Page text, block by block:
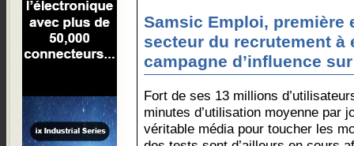
Samsic Emploi, première
secteur du recrutement à
campagne d’influence
Fort de ses 13 millions
minutes d’utilisation moyenne par
véritable média pour toucher les